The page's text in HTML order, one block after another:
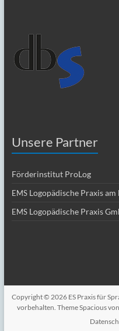
Unsere Partner
Förderinstitut ProLog
EMSLogopädische Praxis
EMSLogopädische Praxis
Copyright © 2026 ES Praxis für
vorbehalten. ThemeSpacious